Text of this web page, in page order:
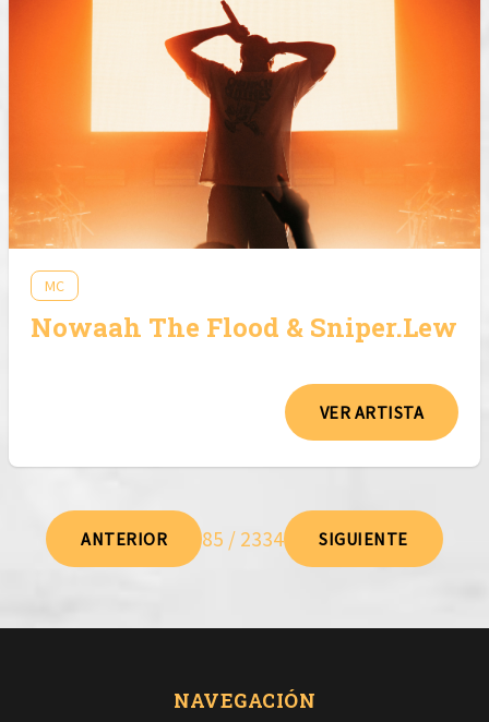
MC
Nowaah The Flood & Sniper.Lew
VER ARTISTA
ANTERIOR 85 / 2334 SIGUIENTE
NAVEGACIÓN